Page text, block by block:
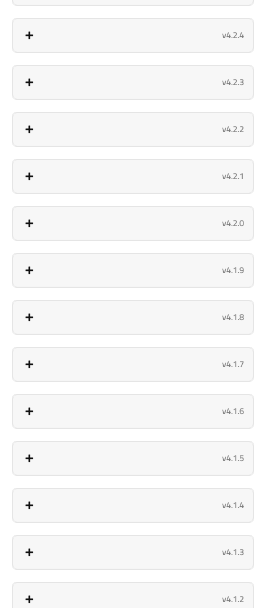
v4.2.4
v4.2.3
v4.2.2
v4.2.1
v4.2.0
v4.1.9
v4.1.8
v4.1.7
v4.1.6
v4.1.5
v4.1.4
v4.1.3
v4.1.2